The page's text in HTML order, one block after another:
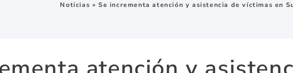
Noticias » Se incrementa atención y asistencia de víctimas en